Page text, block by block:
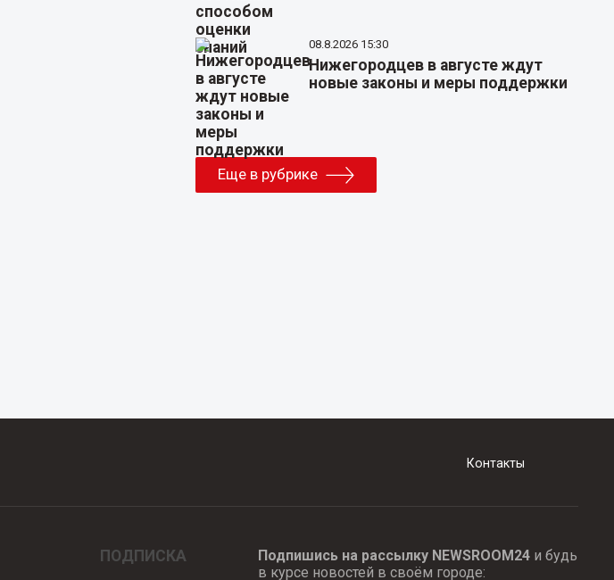
08.8.2026 15:30
Нижегородцев в августе ждут
новые законы и меры поддержки
Еще в рубрике
Контакты
ПОДПИСКА Подпишись на рассылку NEWSROOM24и будь
в курсе новостей в своём городе: